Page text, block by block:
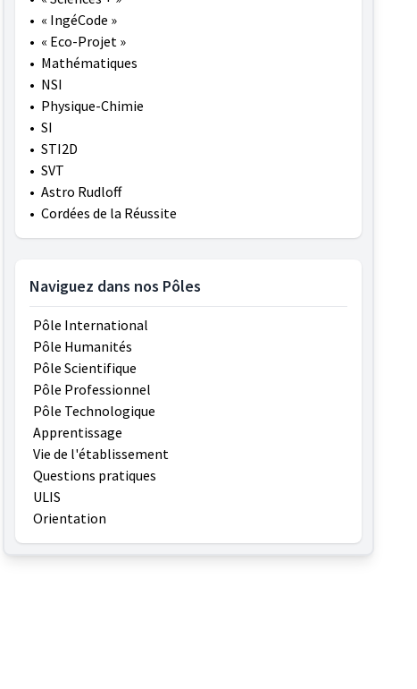
• « IngéCode »
• « Eco-Projet »
• Mathématiques
• NSI
• Physique-Chimie
• SI
• STI2D
• SVT
• Astro Rudloff
• Cordées de la Réussite
Naviguez dans nos Pôles
Pôle International
Pôle Humanités
Pôle Scientifique
Pôle Professionnel
Pôle Technologique
Apprentissage
Vie de l'établissement
Questions pratiques
ULIS
Orientation